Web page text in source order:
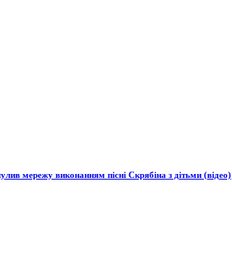
мережу виконанням пісні Скрябіна з дітьми (відео)